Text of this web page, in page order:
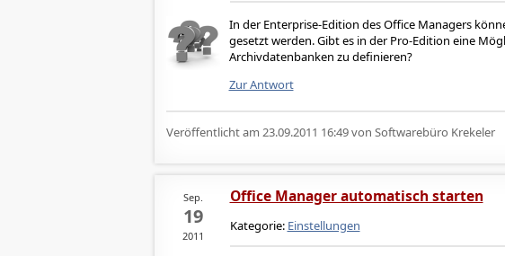
In der Enterprise-Edition des Office Managers
gesetzt werden. Gibt es in der Pro-Edition eine
Archivdatenbanken zu definieren?
Zur Antwort
Veröffentlicht am 23.09.2011 16:49von Softwarebüro Krekeler
Sep.
19
2011
Office Manager automatisch starten
Kategorie: Einstellungen